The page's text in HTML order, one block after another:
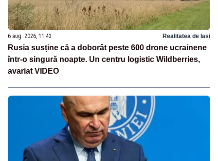
6 aug. 2026, 11:43 Realitatea de Iasi
Rusia susține că a doborât peste 600 drone ucrainene
într-o singură noapte. Un centru logistic Wildberries,
avariat VIDEO